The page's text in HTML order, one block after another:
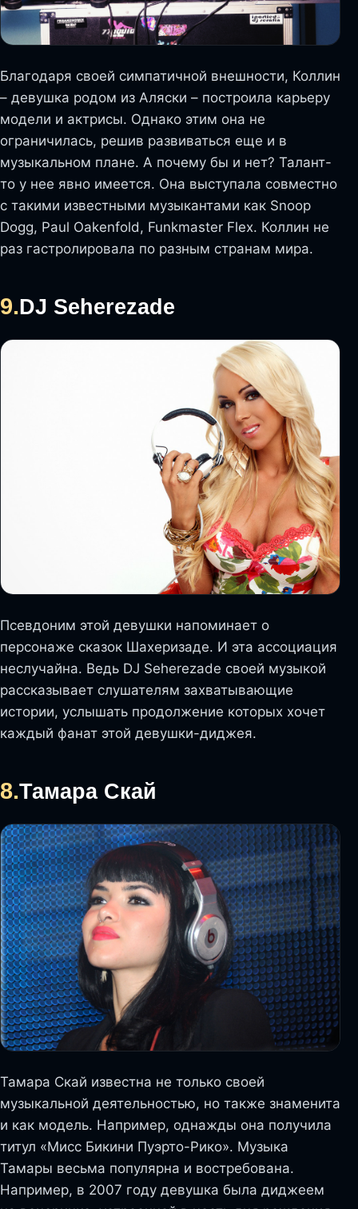
Благодаря своей симпатичной внешности, Коллин
– девушка родом из Аляски – построила карьеру
модели и актрисы. Однако этим она не
ограничилась, решив развиваться еще и в
музыкальном плане. А почему бы и нет? Талант-
то у нее явно имеется. Она выступала совместно
с такими известными музыкантами как Snoop
Dogg, Paul Oakenfold, Funkmaster Flex. Коллин не
раз гастролировала по разным странам мира.
9.DJ Seherezade
Псевдоним этой девушки напоминает о
персонаже сказок Шахеризаде. И эта ассоциация
неслучайна. Ведь DJ Seherezade своей музыкой
рассказывает слушателям захватывающие
истории, услышать продолжение которых хочет
каждый фанат этой девушки-диджея.
8.Тамара Скай
Тамара Скай известна не только своей
музыкальной деятельностью, но также знаменита
и как модель. Например, однажды она получила
титул «Мисс Бикини Пуэрто-Рико». Музыка
Тамары весьма популярна и востребована.
Например, в 2007 году девушка была диджеем